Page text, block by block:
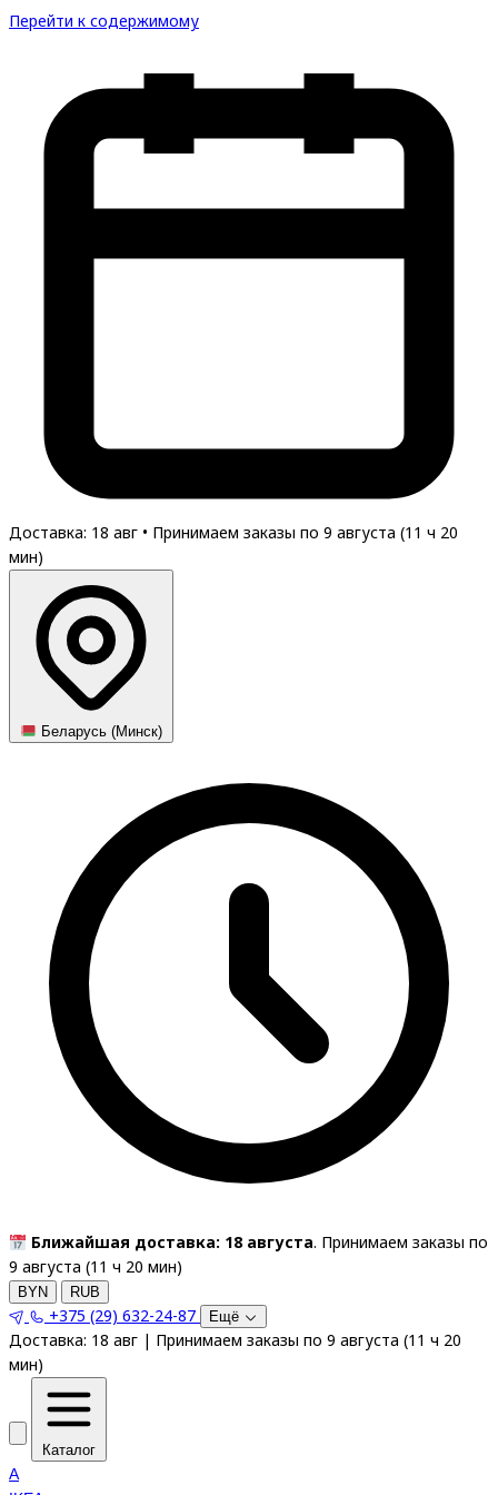
Перейти к содержимому
Доставка: 18 авг • Принимаем заказы по 9 августа (11 ч 20
мин)
Беларусь (Минск)
Ближайшая доставка: 18 августа. Принимаем заказы по
9 августа (11 ч 20 мин)
BYN RUB
+375 (29) 632-24-87 Ещё
Доставка: 18 авг | Принимаем заказы по 9 августа (11 ч 20
мин)
Каталог
A